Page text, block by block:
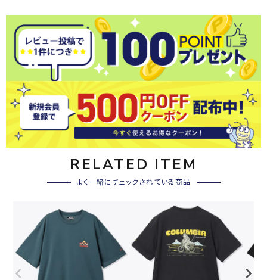
RELATED ITEM
よく一緒にチェックされている商品